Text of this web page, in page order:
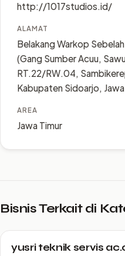
http://1017studios.id/
ALAMAT
Belakang Warkop
(Gang Sumber Acuu,
RT.22/RW.04,
Kabupaten Sidoarjo,
AREA
Jawa Timur
Bisnis Terkait di
yusri teknik servis